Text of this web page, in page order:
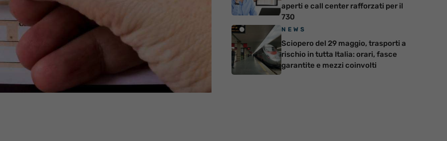
aperti e call center rafforzati per il
730
NEWS
Sciopero del 29 maggio, trasporti a
rischio in tutta Italia: orari, fasce
garantite e mezzi coinvolti